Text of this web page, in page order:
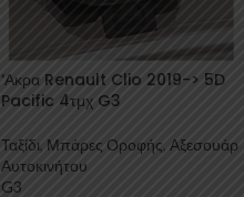
‘Ακρα Renault Clio 2019-> 5D
Pacific 4τμχ G3
Ταξίδι, Μπάρες Οροφής, Αξεσουάρ
Αυτοκινήτου
G3